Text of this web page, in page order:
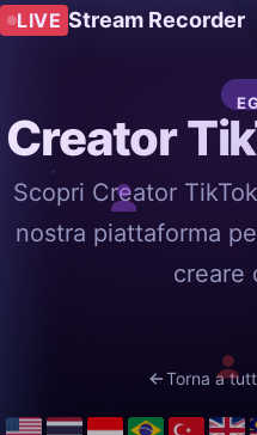
LIVE Stream Recorder
Creator
Scopri Creator
nostra piattaforma
creare
Torna a